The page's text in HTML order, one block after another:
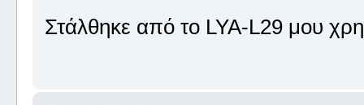
Στάλθηκε από το LYA-L29 μου